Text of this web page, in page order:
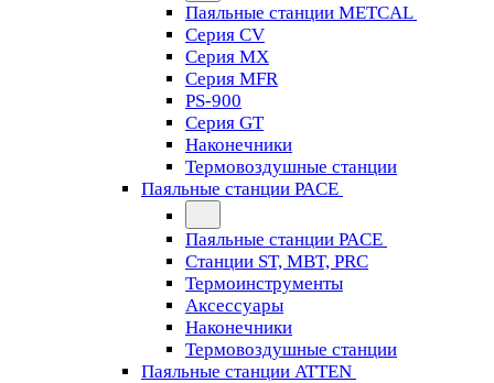
Паяльные станции METCAL
Серия CV
Серия MX
Серия MFR
PS-900
Серия GT
Наконечники
Термовоздушные станции
Паяльные станции PACE
Паяльные станции PACE
Станции ST, MBT, PRC
Термоинструменты
Аксессуары
Наконечники
Термовоздушные станции
Паяльные станции ATTEN